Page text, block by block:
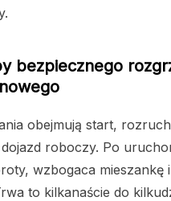
bezpiecznego
obejmują start, rozruch
roboczy. Po
wzbogaca mieszankę
to kilkanaście do